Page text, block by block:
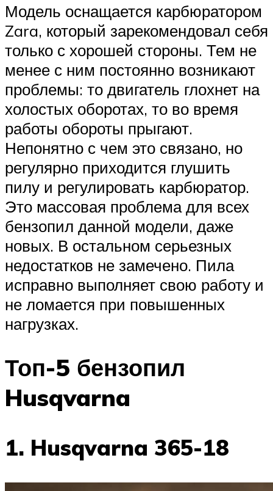
Модель оснащается карбюратором
Zara, который зарекомендовал себя
только с хорошей стороны. Тем не
менее с ним постоянно возникают
проблемы: то двигатель глохнет на
холостых оборотах, то во время
работы обороты прыгают.
Непонятно с чем это связано, но
регулярно приходится глушить
пилу и регулировать карбюратор.
Это массовая проблема для всех
бензопил данной модели, даже
новых. В остальном серьезных
недостатков не замечено. Пила
исправно выполняет свою работу и
не ломается при повышенных
нагрузках.
Топ-5 бензопил
Husqvarna
1. Husqvarna 365-18